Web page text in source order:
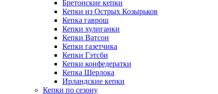
Бретонские кепки
Кепки из Острых Козырьков
Кепка гаврош
Кепки хулиганки
Кепки Ватсон
Кепки газетчика
Кепки Гэтсби
Кепки конфедератки
Кепка Шерлока
Ирландские кепки
Кепки по сезону